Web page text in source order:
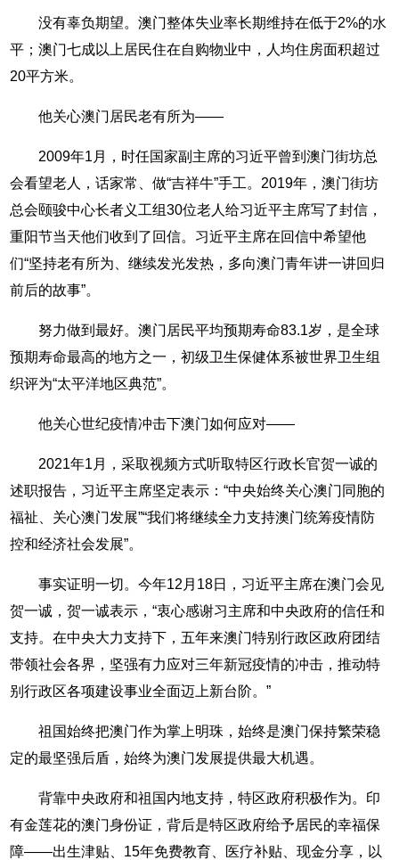
没有辜负期望。澳门整体失业率长期维持在低于2%的水
平；澳门七成以上居民住在自购物业中，人均住房面积超过
20平方米。
他关心澳门居民老有所为——
2009年1月，时任国家副主席的习近平曾到澳门街坊总
会看望老人，话家常、做“吉祥牛”手工。2019年，澳门街坊
总会颐骏中心长者义工组30位老人给习近平主席写了封信，
重阳节当天他们收到了回信。习近平主席在回信中希望他
们“坚持老有所为、继续发光发热，多向澳门青年讲一讲回归
前后的故事”。
努力做到最好。澳门居民平均预期寿命83.1岁，是全球
预期寿命最高的地方之一，初级卫生保健体系被世界卫生组
织评为“太平洋地区典范”。
他关心世纪疫情冲击下澳门如何应对——
2021年1月，采取视频方式听取特区行政长官贺一诚的
述职报告，习近平主席坚定表示：“中央始终关心澳门同胞的
福祉、关心澳门发展”“我们将继续全力支持澳门统筹疫情防
控和经济社会发展”。
事实证明一切。今年12月18日，习近平主席在澳门会见
贺一诚，贺一诚表示，“衷心感谢习主席和中央政府的信任和
支持。在中央大力支持下，五年来澳门特别行政区政府团结
带领社会各界，坚强有力应对三年新冠疫情的冲击，推动特
别行政区各项建设事业全面迈上新台阶。”
祖国始终把澳门作为掌上明珠，始终是澳门保持繁荣稳
定的最坚强后盾，始终为澳门发展提供最大机遇。
背靠中央政府和祖国内地支持，特区政府积极作为。印
有金莲花的澳门身份证，背后是特区政府给予居民的幸福保
障——出生津贴、15年免费教育、医疗补贴、现金分享，以